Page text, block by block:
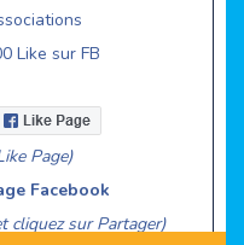
Like sur FB
Page)
Facebook
cliquez sur Partager)